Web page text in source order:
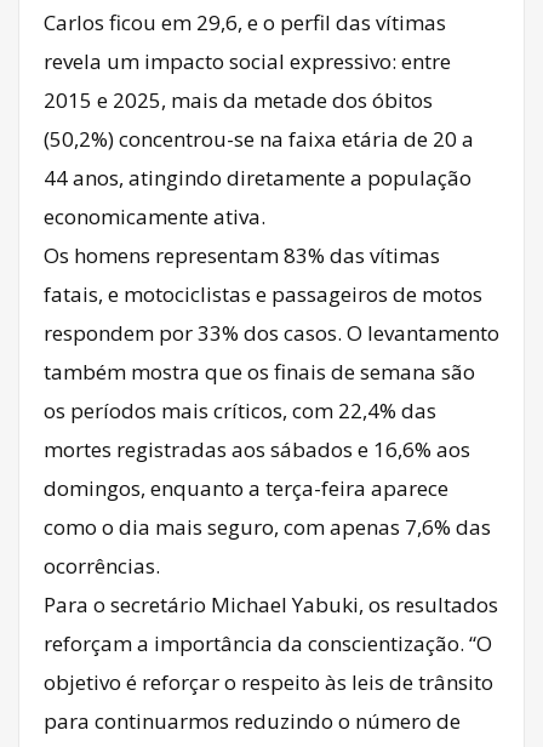
Carlos ficou em 29,6, e o perfil das vítimas
revela um impacto social expressivo: entre
2015 e 2025, mais da metade dos óbitos
(50,2%) concentrou-se na faixa etária de 20 a
44 anos, atingindo diretamente a população
economicamente ativa.
Os homens representam 83% das vítimas
fatais, e motociclistas e passageiros de motos
respondem por 33% dos casos. O levantamento
também mostra que os finais de semana são
os períodos mais críticos, com 22,4% das
mortes registradas aos sábados e 16,6% aos
domingos, enquanto a terça-feira aparece
como o dia mais seguro, com apenas 7,6% das
ocorrências.
Para o secretário Michael Yabuki, os resultados
reforçam a importância da conscientização. “O
objetivo é reforçar o respeito às leis de trânsito
para continuarmos reduzindo o número de